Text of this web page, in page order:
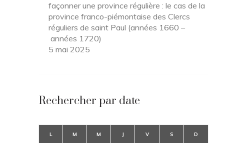
façonner une province régulière : le cas de la
province franco-piémontaise des Clercs
réguliers de saint Paul (années 1660 –
années 1720)
5 mai 2025
Rechercher par date
L M M J V S D